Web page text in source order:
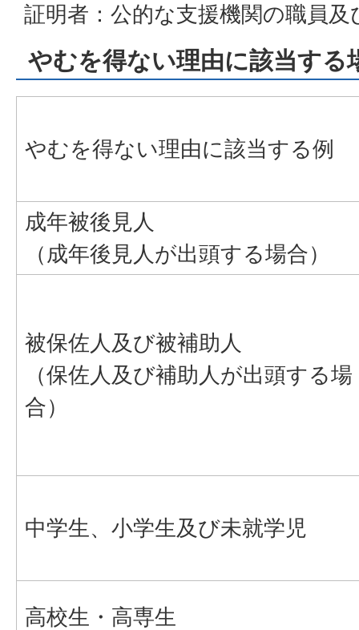
証明者：公的な支援機関の職員
やむを得ない理由に該当する
やむを得ない理由に該当する例
成年被後見人
（成年後見人が出頭する場合）
被保佐人及び被補助人
（保佐人及び補助人が出頭する場
合）
中学生、小学生及び未就学児
高校生・高専生